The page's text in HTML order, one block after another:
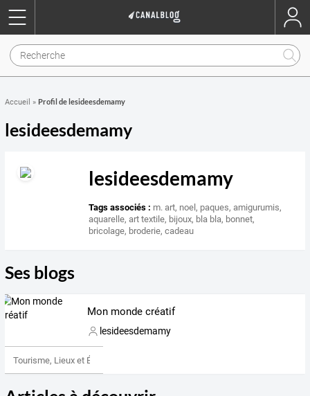
Accueil » Profil de lesideesdemamy
lesideesdemamy
lesideesdemamy
Tags associés : m. art, noel, paques,amigurumis,
aquarelle,art textile, bijoux, bla bla, bonnet,
bricolage, broderie,cadeau
Ses blogs
Mon monde créatif
lesideesdemamy
Tourisme, Lieux et Événements